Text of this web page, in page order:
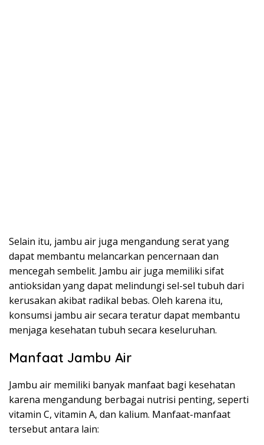
Selain itu, jambu air juga mengandung serat yang
dapat membantu melancarkan pencernaan dan
mencegah sembelit. Jambu air juga memiliki sifat
antioksidan yang dapat melindungi sel-sel tubuh dari
kerusakan akibat radikal bebas. Oleh karena itu,
konsumsi jambu air secara teratur dapat membantu
menjaga kesehatan tubuh secara keseluruhan.
Manfaat Jambu Air
Jambu air memiliki banyak manfaat bagi kesehatan
karena mengandung berbagai nutrisi penting, seperti
vitamin C, vitamin A, dan kalium. Manfaat-manfaat
tersebut antara lain: